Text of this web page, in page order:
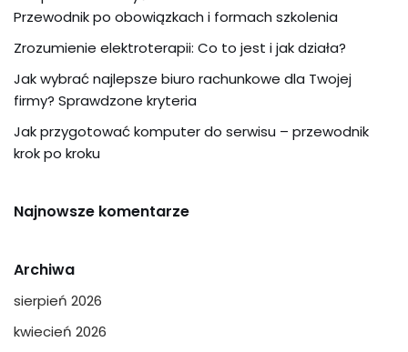
Przewodnik po obowiązkach i formach szkolenia
Zrozumienie elektroterapii: Co to jest i jak działa?
Jak wybrać najlepsze biuro rachunkowe dla Twojej
firmy? Sprawdzone kryteria
Jak przygotować komputer do serwisu – przewodnik
krok po kroku
Najnowsze komentarze
Archiwa
sierpień 2026
kwiecień 2026